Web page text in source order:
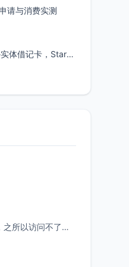
请与消费实测
全球多币种账户 + 海外实体借记卡，Starryblu开户教程与注意事项
不需要这么麻烦，之所以访问不了，是由于非对称路由的问题，在爱快主路由添加一条静态路由192.168.